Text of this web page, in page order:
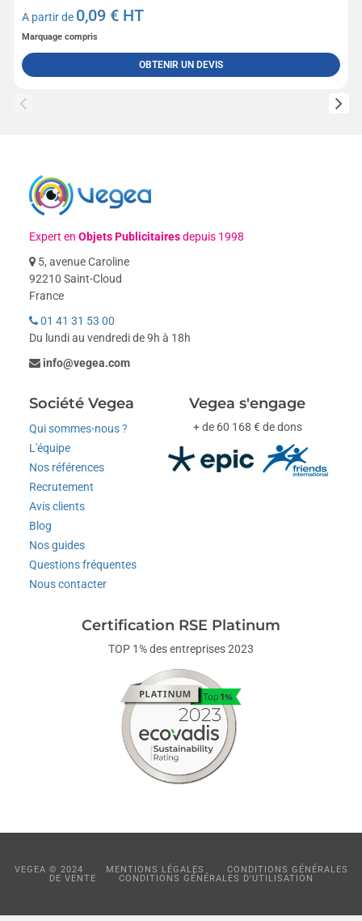
A partir de 0,09 € HT
Marquage compris
OBTENIR UN DEVIS
Expert enObjets Publicitairesdepuis 1998
5, avenue Caroline
92210 Saint-Cloud
France
01 41 31 53 00
Du lundi au vendredi de 9h à 18h
info@vegea.com
Société Vegea
Qui sommes-nous ?
L'équipe
Nos références
Recrutement
Avis clients
Blog
Nos guides
Questions fréquentes
Nous contacter
Vegea s'engage
+ de 60 168 € de dons
Certification RSE Platinum
TOP 1% des entreprises 2023
VEGEA © 2024 MENTIONS LÉGALES
CONDITIONS GÉNÉRALES
DE VENTE
CONDITIONS GÉNÉRALES D'UTILISATION